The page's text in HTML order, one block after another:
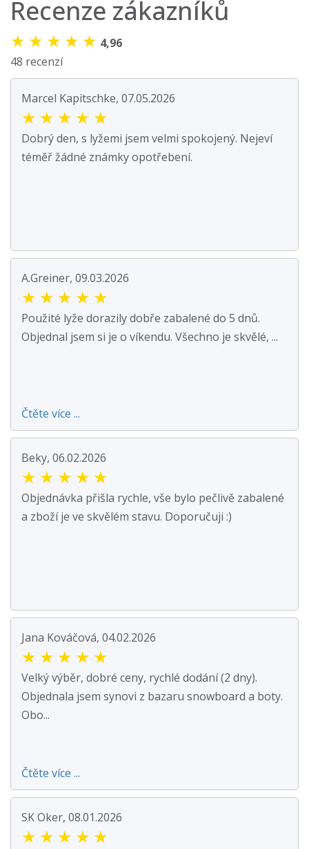
Recenze zákazníků
★ ★ ★ ★ ★ 4,96
48 recenzí
Marcel Kapitschke, 07.05.2026
★ ★ ★ ★ ★
Dobrý den, s lyžemi jsem velmi spokojený. Nejeví
téměř žádné známky opotřebení.
A.Greiner, 09.03.2026
★ ★ ★ ★ ★
Použité lyže dorazily dobře zabalené do 5 dnů.
Objednal jsem si je o víkendu. Všechno je skvělé, ...
Čtěte více ...
Beky, 06.02.2026
★ ★ ★ ★ ★
Objednávka přišla rychle, vše bylo pečlivě zabalené
a zboží je ve skvělém stavu. Doporučuji :)
Jana Kováčová, 04.02.2026
★ ★ ★ ★ ★
Velký výběr, dobré ceny, rychlé dodání (2 dny).
Objednala jsem synovi z bazaru snowboard a boty.
Obo...
Čtěte více ...
SK Oker, 08.01.2026
★ ★ ★ ★ ★